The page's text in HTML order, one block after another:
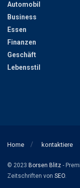
Automobil
Business
Essen
Finanzen
Geschäft
Lebensstil
Home kontaktiere
© 2023 Borsen Blitz -
Zeitschriften von SEO.